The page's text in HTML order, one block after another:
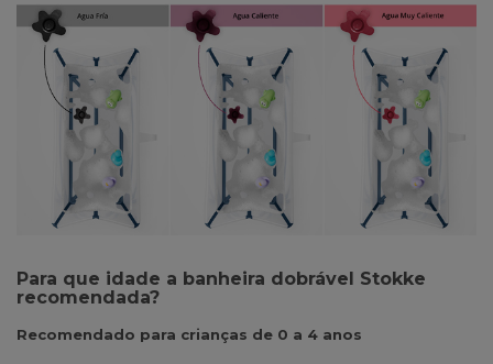
Para que idade a banheira dobrável Stokke
recomendada?
Recomendado para crianças de 0 a 4 anos